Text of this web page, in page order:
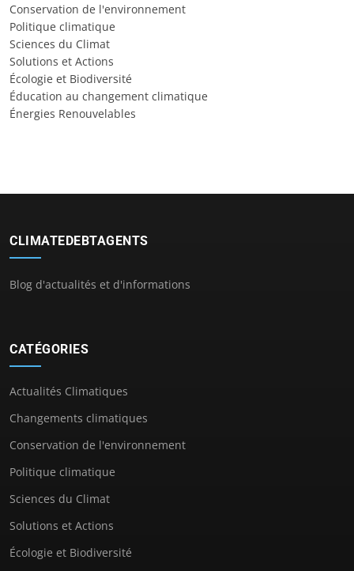
Conservation de l'environnement
Politique climatique
Sciences du Climat
Solutions et Actions
Écologie et Biodiversité
Éducation au changement climatique
Énergies Renouvelables
CLIMATEDEBTAGENTS
Blog d'actualités et d'informations
CATÉGORIES
Actualités Climatiques
Changements climatiques
Conservation de l'environnement
Politique climatique
Sciences du Climat
Solutions et Actions
Écologie et Biodiversité